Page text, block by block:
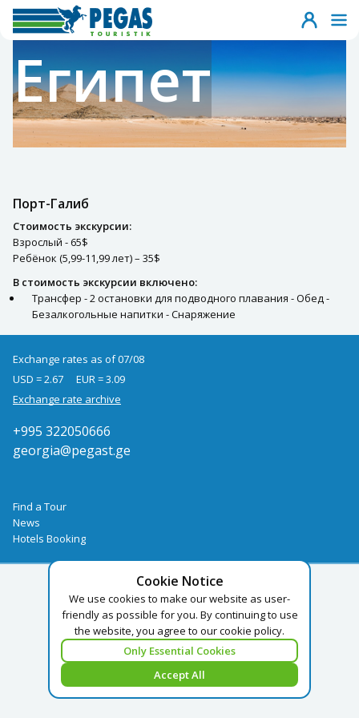
Египет
Порт-Галиб
Стоимость экскурсии:
Взрослый - 65$
Ребёнок (5,99-11,99 лет) – 35$
В стоимость экскурсии включено:
Трансфер - 2 остановки для подводного плавания - Обед -
Безалкогольные напитки - Снаряжение
Cookie Notice
We use cookies to make our website as user-
friendly as possible for you. By continuing to use
the website, you agree to our cookie policy.
Only Essential Cookies
Accept All
Exchange rates as of 07/08
USD = 2.67
EUR = 3.09
Exchange rate archive
+995 322050666
georgia@pegast.ge
Find a Tour
News
Hotels Booking